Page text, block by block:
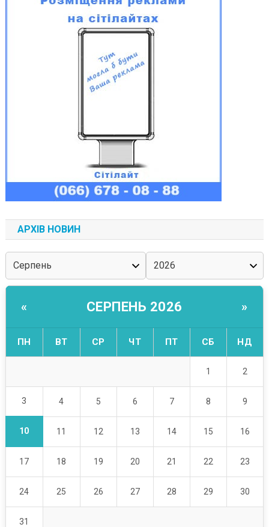
АРХІВ НОВИН
« СЕРПЕНЬ 2026 »
ПН ВТ СР ЧТ ПТ СБ НД
1 2
3 4 5 6 7 8 9
10 11 12 13 14 15 16
17 18 19 20 21 22 23
24 25 26 27 28 29 30
31